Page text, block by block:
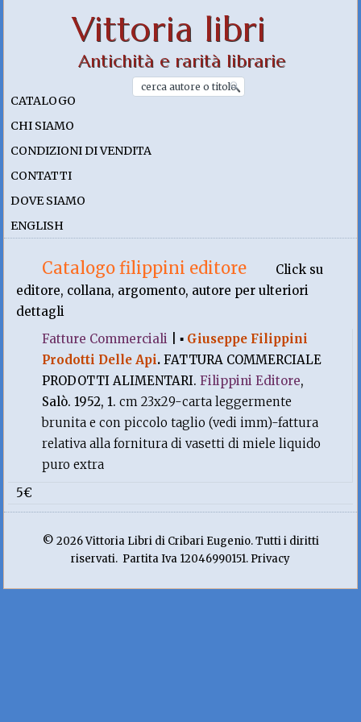
Vittoria libri
Antichità e rarità librarie
CATALOGO
CHI SIAMO
CONDIZIONI DI VENDITA
CONTATTI
DOVE SIAMO
ENGLISH
Catalogo filippini editore
Click su
editore, collana, argomento, autore per ulteriori
dettagli
Fatture Commerciali |▪ Giuseppe Filippini
Prodotti Delle Api.FATTURA COMMERCIALE
PRODOTTI ALIMENTARI.Filippini Editore,
Salò. 1952, 1.cm 23x29-carta leggermente
brunita e con piccolo taglio (vedi imm)-fattura
relativa alla fornitura di vasetti di miele liquido
puro extra
5€
© 2026 Vittoria Libri di Cribari Eugenio. Tutti i diritti
riservati. Partita Iva 12046990151. Privacy